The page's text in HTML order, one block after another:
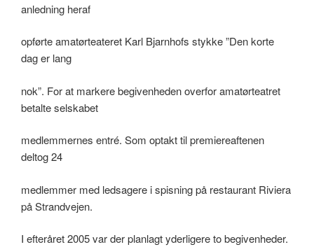
anledning heraf
opførte amatørteateret Karl Bjarnhofs stykke ”Den korte
dag er lang
nok”. For at markere begivenheden overfor amatørteatret
betalte selskabet
medlemmernes entré. Som optakt til premiereaftenen
deltog 24
medlemmer med ledsagere i spisning på restaurant Riviera
på Strandvejen.
I efteråret 2005 var der planlagt yderligere to begivenheder.